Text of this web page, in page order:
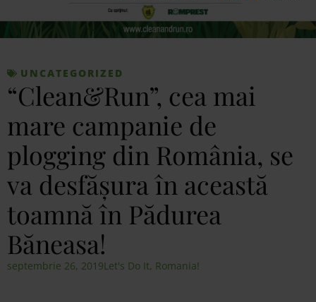
UNCATEGORIZED
“Clean&Run”, cea mai
mare campanie de
plogging din România, se
va desfășura în această
toamnă în Pădurea
Băneasa!
septembrie 26, 2019Let's Do It, Romania!